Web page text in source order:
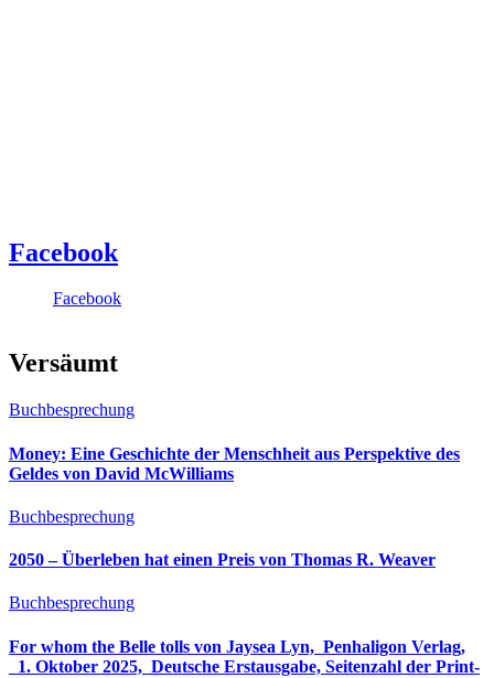
Facebook
Facebook
Versäumt
Buchbesprechung
Money: Eine Geschichte der Menschheit aus Perspektive des
Geldes von David McWilliams
Buchbesprechung
2050 – Überleben hat einen Preis von Thomas R. Weaver
Buchbesprechung
For whom the Belle tolls von Jaysea Lyn, ‎ Penhaligon Verlag,
‎ 1. Oktober 2025, ‎ Deutsche Erstausgabe, Seitenzahl der Print-